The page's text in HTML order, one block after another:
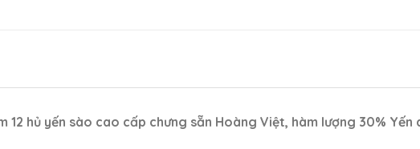
12 hủ yến sào cao cấp chưng sẵn Hoàng Việt, hàm lượng 30%